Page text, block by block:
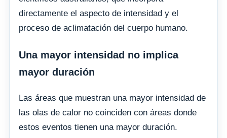
directamente el aspecto de intensidad y el
proceso de aclimatación del cuerpo humano.
Una mayor intensidad no implica
mayor duración
Las áreas que muestran una mayor intensidad de
las olas de calor no coinciden con áreas donde
estos eventos tienen una mayor duración.